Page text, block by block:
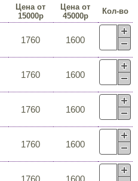
Цена от
15000р
Цена от
45000р
Кол-во
1760 1600
1760 1600
1760 1600
1760 1600
1760 1600